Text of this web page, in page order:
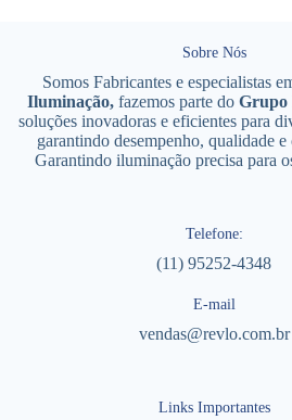
Sobre Nós
Somos Fabricantes e especialistas
Iluminação,fazemos parte do Grupo
soluções inovadoras e eficientes para
garantindo desempenho, qualidade
Garantindo iluminação precisa para
Telefone:
(11) 95252-4348
E-mail
vendas@revlo.com.br
Links Importantes